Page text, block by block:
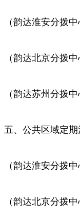
（韵达淮安分拨
（韵达北京分拨
（韵达苏州分拨
五、公共区域定
（韵达淮安分拨
（韵达北京分拨